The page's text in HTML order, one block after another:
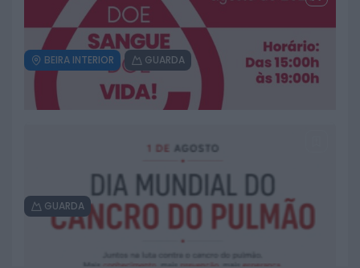
BEIRA INTERIOR GUARDA
Universidade Politécnica da
Guarda resulta de um “percurso
GUARDA
Colheita de sangue regressa ao
Hospital Sousa Martins durante o